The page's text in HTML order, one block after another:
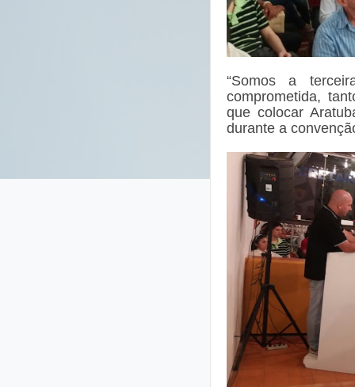
“Somos a
comprometida,
que colocar
durante a